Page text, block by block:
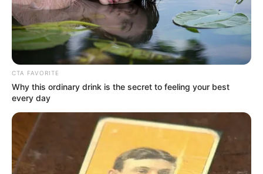
Desmantelan red de falsos
domiciliarios en Chapinero
CTA FAVORITE
Why this ordinary drink is the secret to feeling your best
every day